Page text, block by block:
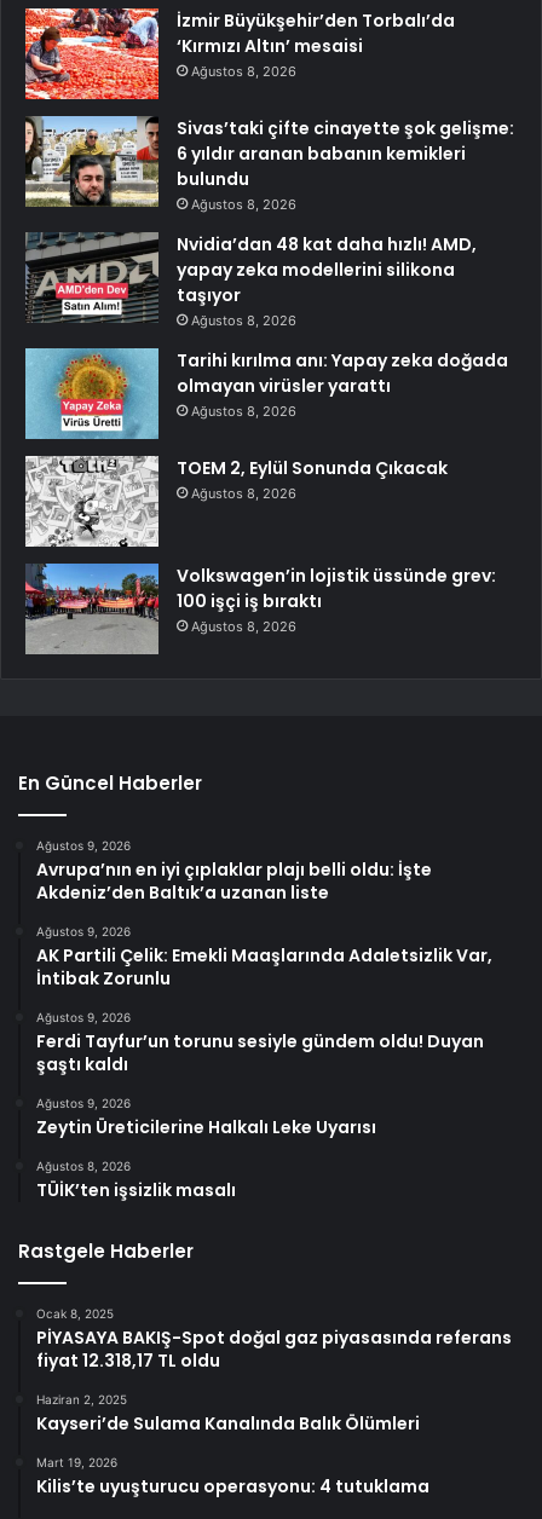
İzmir Büyükşehir’den Torbalı’da
‘Kırmızı Altın’ mesaisi
Ağustos 8, 2026
Sivas’taki çifte cinayette şok gelişme:
6 yıldır aranan babanın kemikleri
bulundu
Ağustos 8, 2026
Nvidia’dan 48 kat daha hızlı! AMD,
yapay zeka modellerini silikona
taşıyor
Ağustos 8, 2026
Tarihi kırılma anı: Yapay zeka doğada
olmayan virüsler yarattı
Ağustos 8, 2026
TOEM 2, Eylül Sonunda Çıkacak
Ağustos 8, 2026
Volkswagen’in lojistik üssünde grev:
100 işçi iş bıraktı
Ağustos 8, 2026
En Güncel Haberler
Ağustos 9, 2026
Avrupa’nın en iyi çıplaklar plajı belli oldu: İşte
Akdeniz’den Baltık’a uzanan liste
Ağustos 9, 2026
AK Partili Çelik: Emekli Maaşlarında Adaletsizlik Var,
İntibak Zorunlu
Ağustos 9, 2026
Ferdi Tayfur’un torunu sesiyle gündem oldu! Duyan
şaştı kaldı
Ağustos 9, 2026
Zeytin Üreticilerine Halkalı Leke Uyarısı
Ağustos 8, 2026
TÜİK’ten işsizlik masalı
Rastgele Haberler
Ocak 8, 2025
PİYASAYA BAKIŞ-Spot doğal gaz piyasasında referans
fiyat 12.318,17 TL oldu
Haziran 2, 2025
Kayseri’de Sulama Kanalında Balık Ölümleri
Mart 19, 2026
Kilis’te uyuşturucu operasyonu: 4 tutuklama